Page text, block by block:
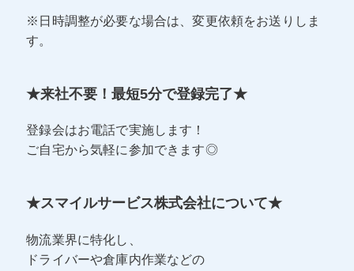
※日時調整が必要な場合は、変更依頼をお送りしま
す。
★来社不要！最短5分で登録完了★
登録会はお電話で実施します！
ご自宅から気軽に参加できます◎
★スマイルサービス株式会社について★
物流業界に特化し、
ドライバーや倉庫内作業などの